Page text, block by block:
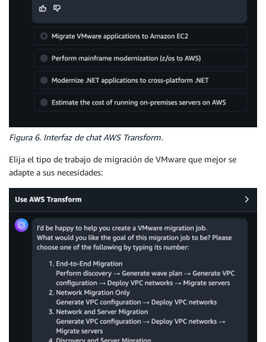
Figura 6. Interfaz de chat AWS Transform.
Elija el tipo de trabajo de migración de VMware que mejor se
adapte a sus necesidades: